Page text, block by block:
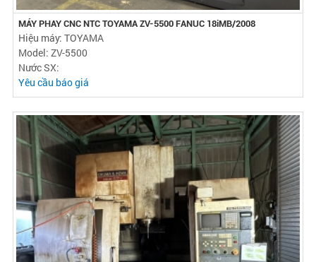
MÁY PHAY CNC NTC TOYAMA ZV-5500 FANUC 18iMB/2008
Hiệu máy: TOYAMA
Model: ZV-5500
Nước SX:
Yêu cầu báo giá